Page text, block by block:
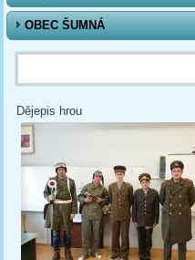
OBEC ŠUMNÁ
Vyhledávání
Dějepis hrou